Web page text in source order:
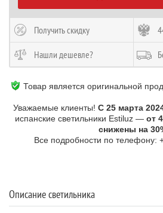
Получить скидку
Нашли дешевле?
Товар является оригинальной
Уважаемые клиенты! С 25 марта
испанские светильники Estiluz — от
снижены на
Все подробности по телефону:
Описание светильника